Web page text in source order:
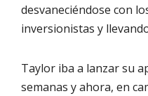
desvaneciéndose con
inversionistas y
Taylor iba a lanzar su
semanas y ahora, en